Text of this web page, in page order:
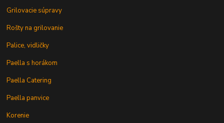
Grilovacie súpravy
Rošty na grilovanie
Palice, vidličky
Paella s horákom
Paella Catering
Paella panvice
Korenie